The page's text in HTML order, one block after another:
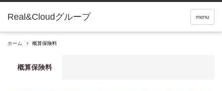
Real&Cloudグループ menu
ホーム 概算保険料
概算保険料